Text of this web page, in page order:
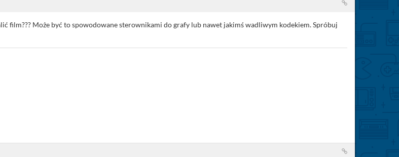
film??? Może być to spowodowane sterownikami do grafy lub nawet jakimś wadliwym kodekiem. Spróbuj